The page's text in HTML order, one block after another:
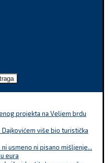
projekta na Veljem brdu
više bio turistička
usmeno ni pisano mišljenje...
eura